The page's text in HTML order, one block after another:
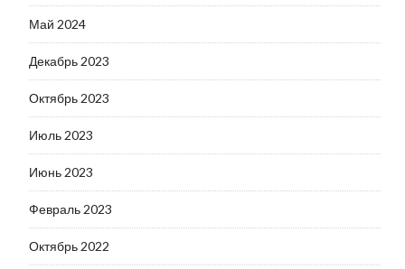
Май 2024
Декабрь 2023
Октябрь 2023
Июль 2023
Июнь 2023
Февраль 2023
Октябрь 2022